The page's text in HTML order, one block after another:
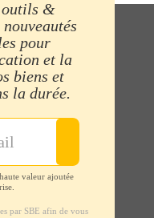
outils &
pour
et la
biens et
la durée.
valeur ajoutée
par SBE afin de vous